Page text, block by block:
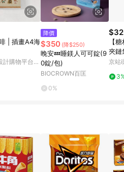
海
計購物平台
降價
$350 (降$250)
晚安💤睡鎂人可可錠(9
0錠/包)
BIOCROWN百匡
0%
【
夾
京站i